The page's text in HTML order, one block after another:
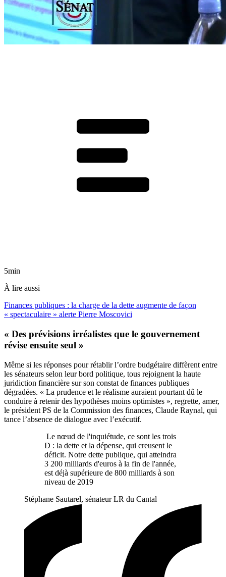
5min
À lire aussi
Finances publiques : la charge de la dette augmente de façon
« spectaculaire » alerte Pierre Moscovici
« Des prévisions irréalistes que le gouvernement
révise ensuite seul »
Même si les réponses pour rétablir l’ordre budgétaire diffèrent entre
les sénateurs selon leur bord politique, tous rejoignent la haute
juridiction financière sur son constat de finances publiques
dégradées. « La prudence et le réalisme auraient pourtant dû le
conduire à retenir des hypothèses moins optimistes », regrette, amer,
le président PS de la Commission des finances, Claude Raynal, qui
tance l’absence de dialogue avec l’exécutif.
Le nœud de l'inquiétude, ce sont les trois
D : la dette et la dépense, qui creusent le
déficit. Notre dette publique, qui atteindra
3 200 milliards d'euros à la fin de l'année,
est déjà supérieure de 800 milliards à son
niveau de 2019
Stéphane Sautarel, sénateur LR du Cantal